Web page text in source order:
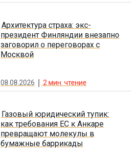
Архитектура страха: экс-
президент Финляндии внезапно
заговорил о переговорах с
Москвой
08.08.2026 2 мин. чтение
Газовый юридический тупик:
как требования ЕС к Анкаре
превращают молекулы в
бумажные баррикады